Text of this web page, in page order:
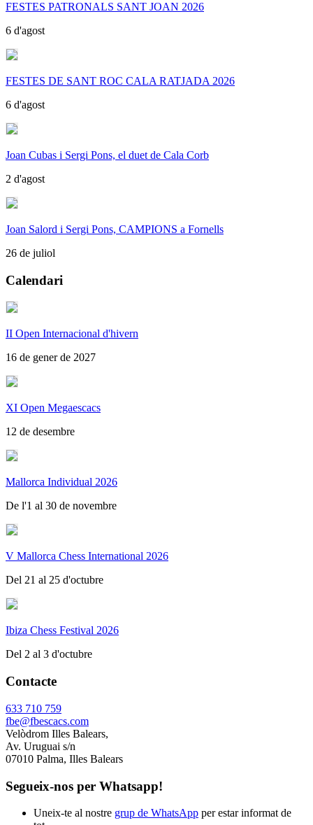
FESTES PATRONALS SANT JOAN 2026
6 d'agost
FESTES DE SANT ROC CALA RATJADA 2026
6 d'agost
Joan Cubas i Sergi Pons, el duet de Cala Corb
2 d'agost
Joan Salord i Sergi Pons, CAMPIONS a Fornells
26 de juliol
Calendari
II Open Internacional d'hivern
16 de gener de 2027
XI Open Megaescacs
12 de desembre
Mallorca Individual 2026
De l'1 al 30 de novembre
V Mallorca Chess International 2026
Del 21 al 25 d'octubre
Ibiza Chess Festival 2026
Del 2 al 3 d'octubre
Contacte
633 710 759
fbe@fbescacs.com
Velòdrom Illes Balears,
Av. Uruguai s/n
07010 Palma, Illes Balears
Segueix-nos per Whatsapp!
Uneix-te al nostre grup de WhatsApp per estar informat de